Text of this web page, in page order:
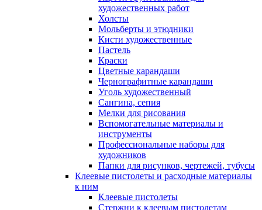
художественных работ
Холсты
Мольберты и этюдники
Кисти художественные
Пастель
Краски
Цветные карандаши
Чернографитные карандаши
Уголь художественный
Сангина, сепия
Мелки для рисования
Вспомогательные материалы и
инструменты
Профессиональные наборы для
художников
Папки для рисунков, чертежей, тубусы
Клеевые пистолеты и расходные материалы
к ним
Клеевые пистолеты
Стержни к клеевым пистолетам